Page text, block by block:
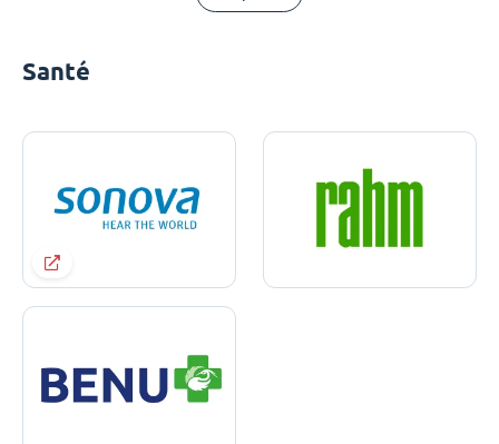
Santé